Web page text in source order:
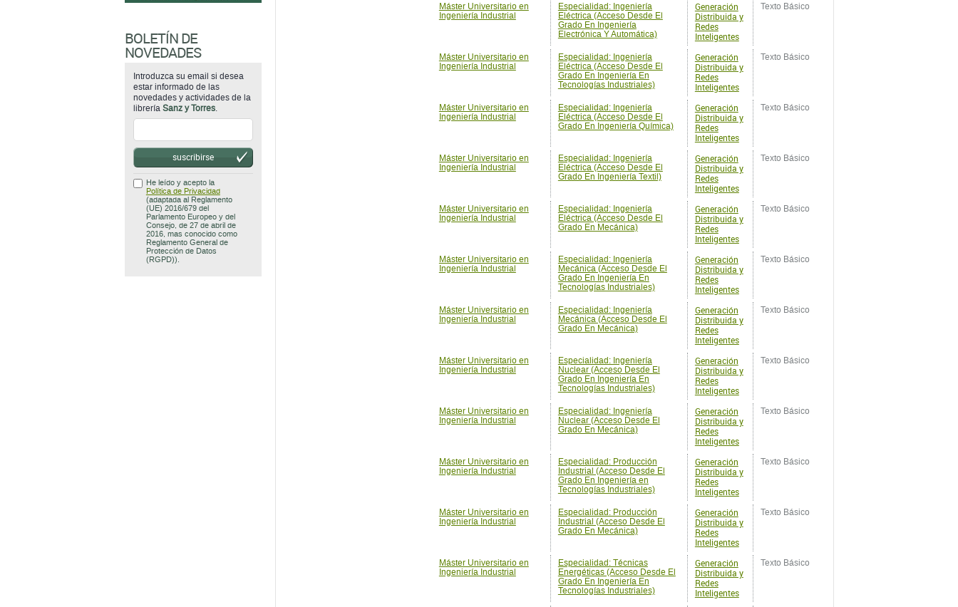
Máster Universitario en
Ingeniería Industrial
Especialidad: Ingeniería
Eléctrica (Acceso Desde El
Grado En Ingeniería
Electrónica Y Automática)
Generación
Distribuida y
Redes
Inteligentes
Texto Básico
Máster Universitario en
Ingeniería Industrial
Especialidad: Ingeniería
Eléctrica (Acceso Desde El
Grado En Ingeniería En
Tecnologías Industriales)
Generación
Distribuida y
Redes
Inteligentes
Texto Básico
Máster Universitario en
Ingeniería Industrial
Especialidad: Ingeniería
Eléctrica (Acceso Desde El
Grado En Ingeniería Química)
Generación
Distribuida y
Redes
Inteligentes
Texto Básico
Máster Universitario en
Ingeniería Industrial
Especialidad: Ingeniería
Eléctrica (Acceso Desde El
Grado En Ingeniería Textil)
Generación
Distribuida y
Redes
Inteligentes
Texto Básico
Máster Universitario en
Ingeniería Industrial
Especialidad: Ingeniería
Eléctrica (Acceso Desde El
Grado En Mecánica)
Generación
Distribuida y
Redes
Inteligentes
Texto Básico
Máster Universitario en
Ingeniería Industrial
Especialidad: Ingeniería
Mecánica (Acceso Desde El
Grado En Ingeniería En
Tecnologías Industriales)
Generación
Distribuida y
Redes
Inteligentes
Texto Básico
Máster Universitario en
Ingeniería Industrial
Especialidad: Ingeniería
Mecánica (Acceso Desde El
Grado En Mecánica)
Generación
Distribuida y
Redes
Inteligentes
Texto Básico
Máster Universitario en
Ingeniería Industrial
Especialidad: Ingeniería
Nuclear (Acceso Desde El
Grado En Ingeniería En
Tecnologías Industriales)
Generación
Distribuida y
Redes
Inteligentes
Texto Básico
Máster Universitario en
Ingeniería Industrial
Especialidad: Ingeniería
Nuclear (Acceso Desde El
Grado En Mecánica)
Generación
Distribuida y
Redes
Inteligentes
Texto Básico
Máster Universitario en
Ingeniería Industrial
Especialidad: Producción
Industrial (Acceso Desde El
Grado En Ingeniería en
Tecnologías Industriales)
Generación
Distribuida y
Redes
Inteligentes
Texto Básico
Máster Universitario en
Ingeniería Industrial
Especialidad: Producción
Industrial (Acceso Desde El
Grado En Mecánica)
Generación
Distribuida y
Redes
Inteligentes
Texto Básico
Máster Universitario en
Ingeniería Industrial
Especialidad: Técnicas
Energéticas (Acceso Desde El
Grado En Ingeniería En
Tecnologías Industriales)
Generación
Distribuida y
Redes
Inteligentes
Texto Básico
BOLETÍN DE
NOVEDADES
Introduzca su email si desea
estar informado de las
novedades y actividades de la
librería Sanz y Torres.
suscribirse
He leído y acepto la
Política de Privacidad
(adaptada al Reglamento
(UE) 2016/679 del
Parlamento Europeo y del
Consejo, de 27 de abril de
2016, mas conocido como
Reglamento General de
Protección de Datos
(RGPD)).